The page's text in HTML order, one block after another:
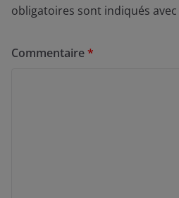
obligatoires sont indiqués avec
Commentaire*